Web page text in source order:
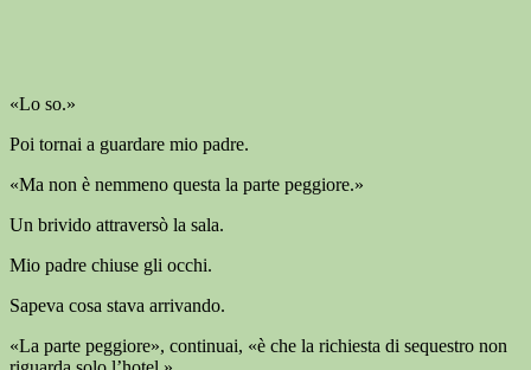
«Lo so.»
Poi tornai a guardare mio padre.
«Ma non è nemmeno questa la parte peggiore.»
Un brivido attraversò la sala.
Mio padre chiuse gli occhi.
Sapeva cosa stava arrivando.
«La parte peggiore», continuai, «è che la richiesta di sequestro non